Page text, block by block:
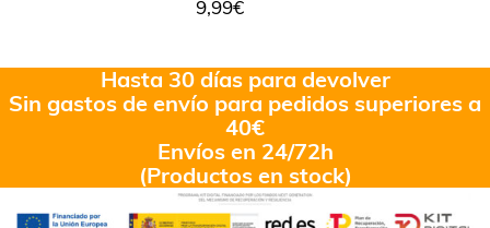
9,99€
Hasta 30 días para devolver
Sin gastos de envío para pedidos superiores a
40€
Envíos en 24/72h
(Productos en stock)